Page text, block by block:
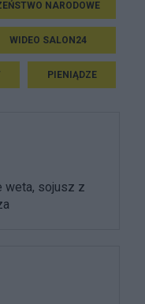
NARODOWE
WIDEO SALON24
PIENIĄDZE
weta, sojusz z